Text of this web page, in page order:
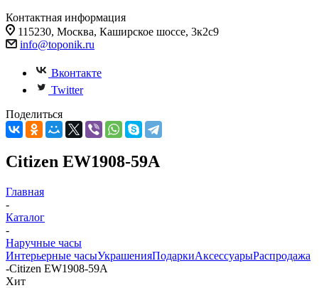
Контактная информация
115230, Москва, Каширское шоссе, 3к2с9
info@toponik.ru
Вконтакте
Twitter
Поделиться
Citizen EW1908-59A
Главная
-
Каталог
-
Наручные часы
Интерьерные часыУкрашенияПодаркиАксессуарыРаспродажа
-Citizen EW1908-59A
Хит